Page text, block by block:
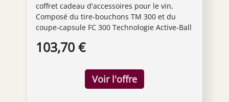
Mat, 49809000060002
coffret cadeau d'accessoires pour le vin,
Composé du tire-bouchons TM 300 et du
coupe-capsule FC 300 Technologie Active-Ball
retrait automatique du bouchon avec un
automatique de la spirale par simple rotation
dans le sens inverse des aiguilles d'une
montre Parties latérales douces au toucher
103,70 €